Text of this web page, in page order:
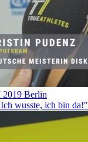
2019 Berlin
wusste, ich bin da!"